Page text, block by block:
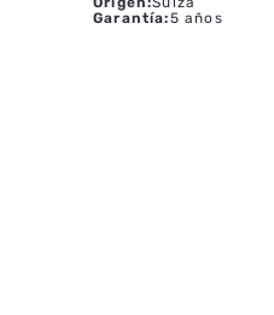
Garantía:5 años